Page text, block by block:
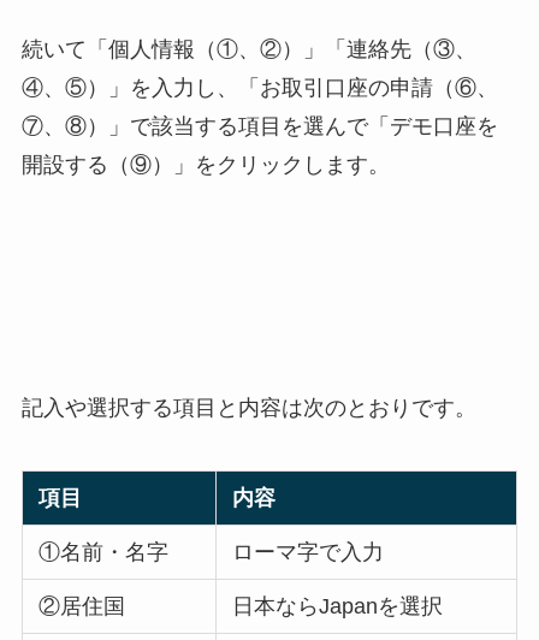
続いて「個人情報（①、②）」「連絡先（③、
④、⑤）」を入力し、「お取引口座の申請（⑥、
⑦、⑧）」で該当する項目を選んで「デモ口座を
開設する（⑨）」をクリックします。
記入や選択する項目と内容は次のとおりです。
項目 内容
①名前・名字 ローマ字で入力
②居住国 日本ならJapanを選択